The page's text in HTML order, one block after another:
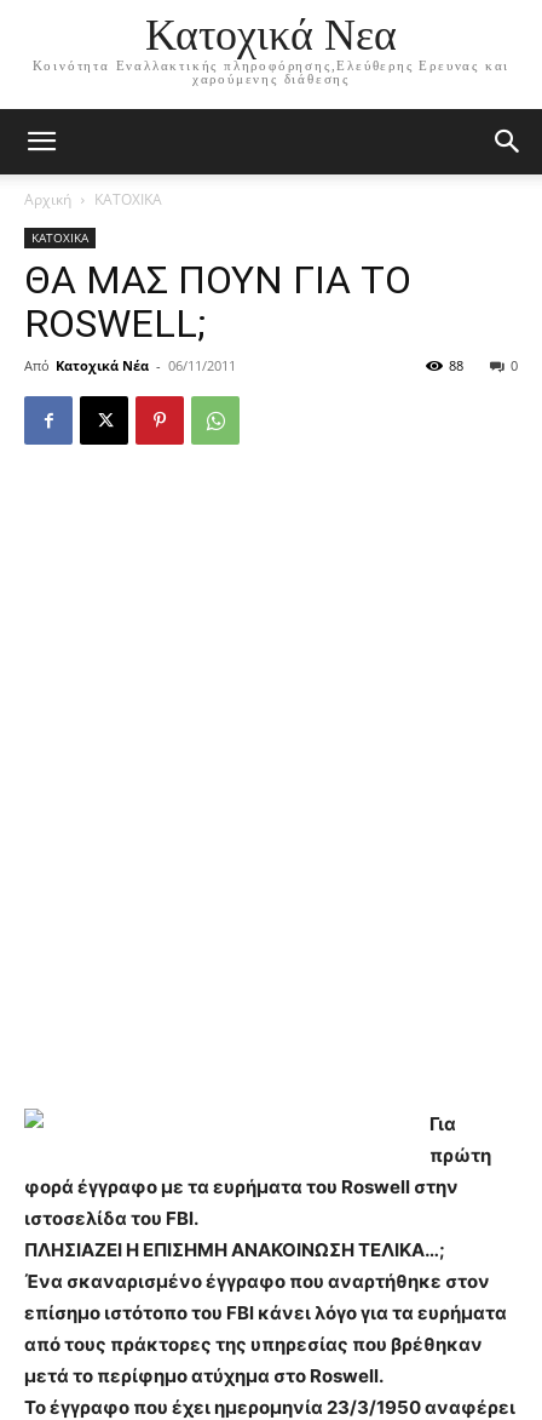
Κατοχικά Νεα
Κοινότητα Εναλλακτικής πληροφόρησης,Ελεύθερης Ερευνας και
χαρούμενης διάθεσης
Αρχική ΚΑΤΟΧΙΚΑ
ΚΑΤΟΧΙΚΑ
ΘΑ ΜΑΣ ΠΟΥΝ ΓΙΑ ΤΟ
ROSWELL;
Από Κατοχικά Νέα - 06/11/2011 0
88
Για
πρώτη
φορά έγγραφο με τα ευρήματα του Roswell στην
ιστοσελίδα του FΒl.
ΠΛΗΣΙΑΖΕΙ Η ΕΠΙΣΗΜΗ ΑΝΑΚΟΙΝΩΣΗ ΤΕΛΙΚΑ…;
Ένα σκαναρισμένο έγγραφο που αναρτήθηκε στον
επίσημο ιστότοπο του FΒl κάνει λόγο για τα ευρήματα
από τους πράκτορες της υπηρεσίας που βρέθηκαν
μετά το περίφημο ατύχημα στο Roswell.
Το έγγραφο που έχει ημερομηνία 23/3/1950 αναφέρει